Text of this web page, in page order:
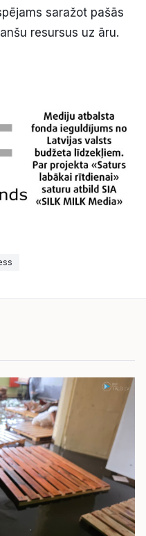
saražot pašās
resursus uz āru.